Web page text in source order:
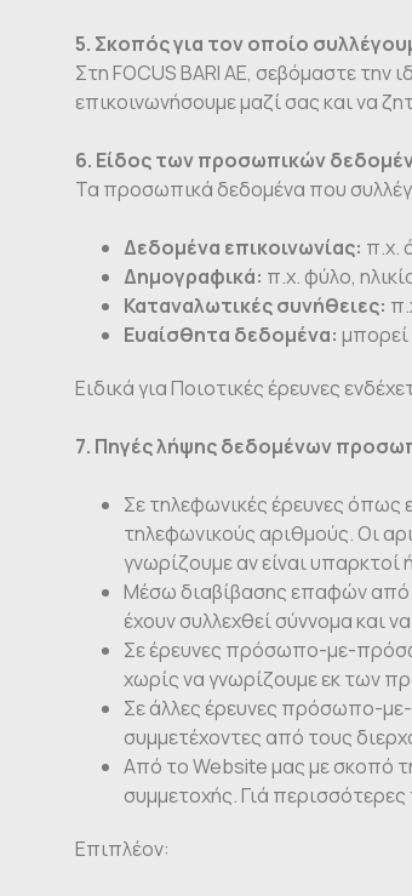
5. Σκοπός για τον οποίο
Στη FOCUS BARI AE, σεβόμαστε
επικοινωνήσουμε μαζί σας και να
6. Είδος των προσωπικών
Τα προσωπικά δεδομένα που
Δεδομένα επικοινωνίας: π.χ.
Δημογραφικά: π.χ. φύλο,
Καταναλωτικές συνήθειες:
Ευαίσθητα δεδομένα: μπορεί
Ειδικά για Ποιοτικές έρευνες
7. Πηγές λήψης δεδομένων
Σε τηλεφωνικές έρευνες όπως
τηλεφωνικούς αριθμούς. Οι
γνωρίζουμε αν είναι υπαρκτοί
Μέσω διαβίβασης επαφών από
έχουν συλλεχθεί σύννομα και
Σε έρευνες πρόσωπο-με-
χωρίς να γνωρίζουμε εκ των
Σε άλλες έρευνες πρόσωπο-
συμμετέχοντες από τους
Από το Website μας με σκοπό
συμμετοχής. Γιά
Επιπλέον: